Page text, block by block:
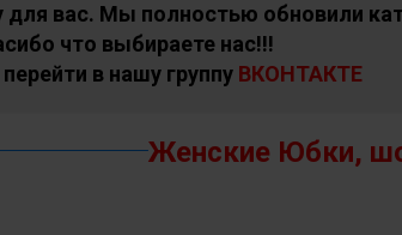
вас. Мы полностью обновили
что выбираете нас!!!
в нашу группу ВКОНТАКТЕ
Женские Юбки,